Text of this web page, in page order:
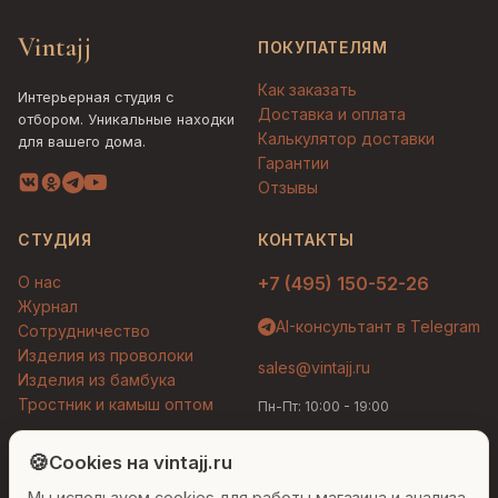
Vintajj
Интерьерная студия с
отбором. Уникальные находки
для вашего дома.
ПОКУПАТЕЛЯМ
Как заказать
Доставка и оплата
Калькулятор доставки
Гарантии
Отзывы
СТУДИЯ
О нас
Журнал
Сотрудничество
Изделия из проволоки
Изделия из бамбука
Тростник и камыш оптом
КОНТАКТЫ
+7 (495) 150-52-26
AI-консультант в Telegram
sales@vintajj.ru
Пн-Пт: 10:00 - 19:00
© 2026 Vintajj. Все права защищены.
🍪Cookies на vintajj.ru
Людмила